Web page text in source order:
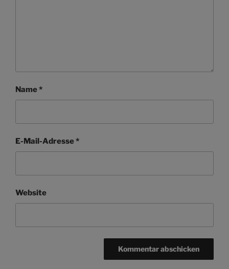
Name*
E-Mail-Adresse*
Website